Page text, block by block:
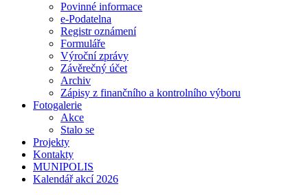
Povinné informace
e-Podatelna
Registr oznámení
Formuláře
Výroční zprávy
Závěrečný účet
Archiv
Zápisy z finančního a kontrolního výboru
Fotogalerie
Akce
Stalo se
Projekty
Kontakty
MUNIPOLIS
Kalendář akcí 2026